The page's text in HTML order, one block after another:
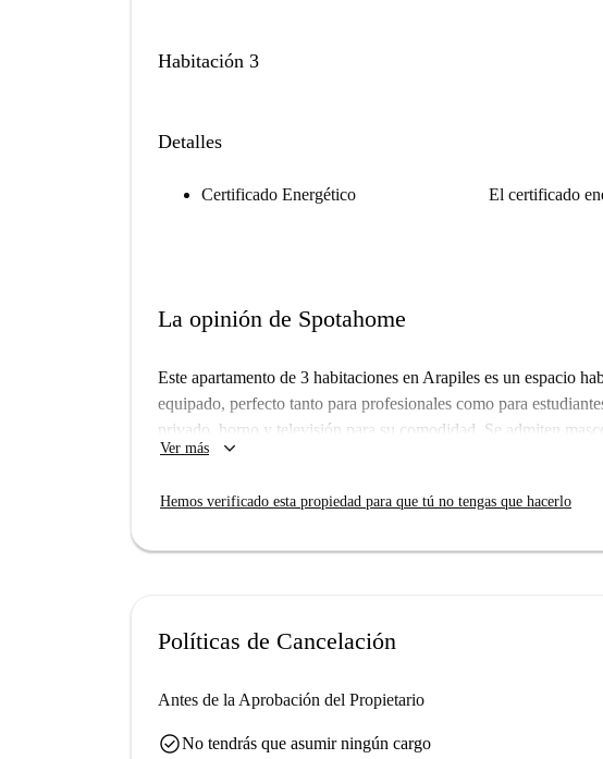
Habitación 3
Detalles
Certificado Energético El certificado
La opinión de Spotahome
Este apartamento de 3 habitaciones en Arapiles es un espacio
equipado, perfecto tanto para profesionales como para
privado, horno y televisión para su comodidad. Se admiten
peludos. Con la verificación de Spotahome, puede tener la
Lugares como Selfiewallfiction y el Chamberí de Madrid se
Ver más keyboard_arrow_down
Hemos verificado esta propiedad para que tú no tengas que hacerlo
Políticas de Cancelación
Antes de la Aprobación del Propietario
check_circleNo tendrás que asumir ningún cargo